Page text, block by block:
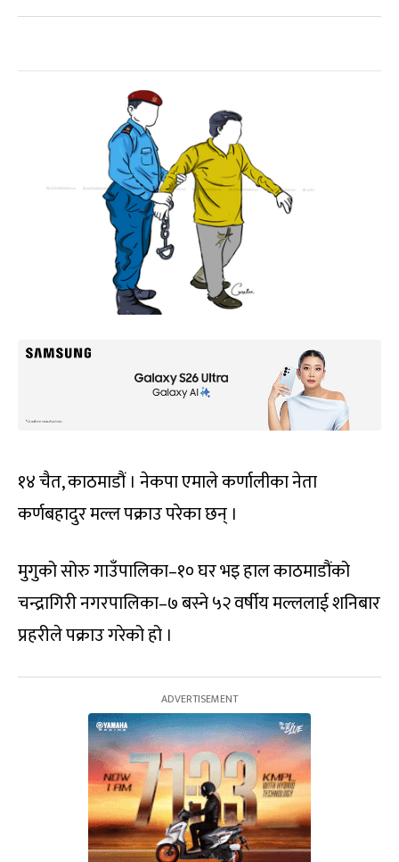
१४ चैत, काठमाडौं । नेकपा एमाले कर्णालीका नेता
कर्णबहादुर मल्ल पक्राउ परेका छन् ।
मुगुको सोरु गाउँपालिका–१० घर भइ हाल काठमाडौंको
चन्द्रागिरी नगरपालिका–७ बस्ने ५२ वर्षीय मल्ललाई शनिबार
प्रहरीले पक्राउ गरेको हो ।